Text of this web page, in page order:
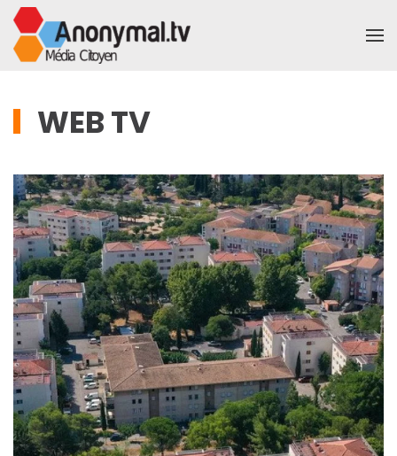
Accéder au contenu principal
WEB TV